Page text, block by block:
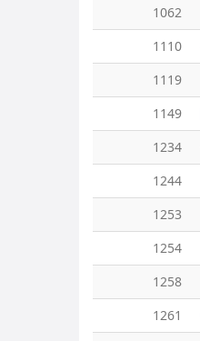
1062
1110
1119
1149
1234
1244
1253
1254
1258
1261